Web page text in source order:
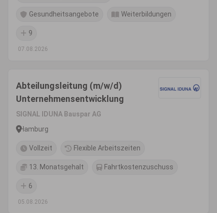
Gesundheitsangebote Weiterbildungen
9
07.08.2026
Abteilungsleitung (m/w/d)
Unternehmensentwicklung
SIGNAL IDUNA Bauspar AG
Hamburg
Vollzeit Flexible Arbeitszeiten
13. Monatsgehalt Fahrtkostenzuschuss
6
05.08.2026